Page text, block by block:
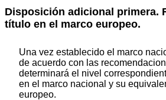
Disposición adicional primera.
título en el marco europeo.
Una vez establecido el marco
de acuerdo con las
determinará el nivel
en el marco nacional y su
europeo.